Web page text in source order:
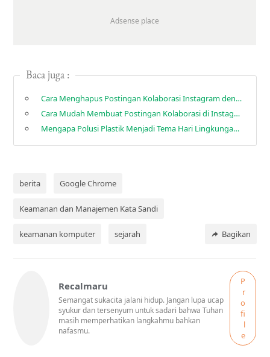
Baca juga :
Cara Menghapus Postingan Kolaborasi Instagram dengan Mudah dan Cepat
Cara Mudah Membuat Postingan Kolaborasi di Instagram
Mengapa Polusi Plastik Menjadi Tema Hari Lingkungan Hidup Sedunia 2025
berita Google Chrome
Keamanan dan Manajemen Kata Sandi
keamanan komputer sejarah Bagikan
Recalmaru
Semangat sukacita jalani hidup. Jangan lupa ucap
syukur dan tersenyum untuk sadari bahwa Tuhan
masih memperhatikan langkahmu bahkan
nafasmu.
P
r
o
fi
l
e